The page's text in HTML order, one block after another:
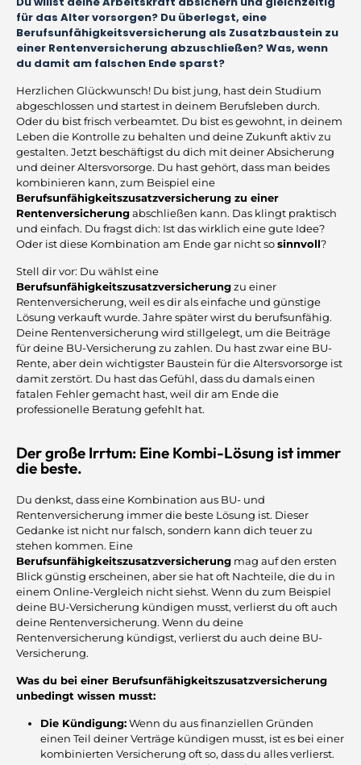
für das Alter vorsorgen? Du überlegst, eine
Berufsunfähigkeitsversicherung als Zusatzbaustein zu
einer Rentenversicherung abzuschließen? Was, wenn
du damit am falschen Ende sparst?
Herzlichen Glückwunsch! Du bist jung, hast dein Studium
abgeschlossen und startest in deinem Berufsleben durch.
Oder du bist frisch verbeamtet. Du bist es gewohnt, in deinem
Leben die Kontrolle zu behalten und deine Zukunft aktiv zu
gestalten. Jetzt beschäftigst du dich mit deiner Absicherung
und deiner Altersvorsorge. Du hast gehört, dass man beides
kombinieren kann, zum Beispiel eine
Berufsunfähigkeitszusatzversicherung zu einer
Rentenversicherungabschließen kann. Das klingt praktisch
und einfach. Du fragst dich: Ist das wirklich eine gute Idee?
Oder ist diese Kombination am Ende gar nicht sosinnvoll?
Stell dir vor: Du wählst eine
Berufsunfähigkeitszusatzversicherungzu einer
Rentenversicherung, weil es dir als einfache und günstige
Lösung verkauft wurde. Jahre später wirst du berufsunfähig.
Deine Rentenversicherung wird stillgelegt, um die Beiträge
für deine BU-Versicherung zu zahlen. Du hast zwar eine BU-
Rente, aber dein wichtigster Baustein für die Altersvorsorge ist
damit zerstört. Du hast das Gefühl, dass du damals einen
fatalen Fehler gemacht hast, weil dir am Ende die
professionelle Beratung gefehlt hat.
Der große Irrtum: Eine Kombi-Lösung ist immer
die beste.
Du denkst, dass eine Kombination aus BU- und
Rentenversicherung immer die beste Lösung ist. Dieser
Gedanke ist nicht nur falsch, sondern kann dich teuer zu
stehen kommen. Eine
Berufsunfähigkeitszusatzversicherung mag auf den ersten
Blick günstig erscheinen, aber sie hat oft Nachteile, die du in
einem Online-Vergleich nicht siehst. Wenn du zum Beispiel
deine BU-Versicherung kündigen musst, verlierst du oft auch
deine Rentenversicherung. Wenn du deine
Rentenversicherung kündigst, verlierst du auch deine BU-
Versicherung.
Was du bei einer Berufsunfähigkeitszusatzversicherung
unbedingt wissen musst:
Die Kündigung:Wenn du aus finanziellen Gründen
einen Teil deiner Verträge kündigen musst, ist es bei einer
kombinierten Versicherung oft so, dass du alles verlierst.